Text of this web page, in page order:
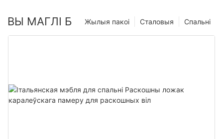
ВЫ МАГЛІ Б Спальні
Сталовыя
Жылыя пакоі